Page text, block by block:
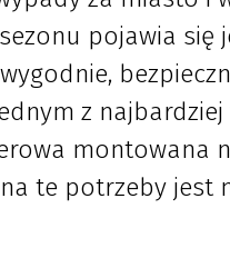
pojawia się
z
montowana
te potrzeby jest